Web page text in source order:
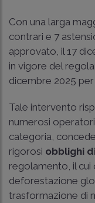
Con una larga
contrari e 7
approvato, il 17
in vigore del
dicembre 2025
Tale intervento
numerosi
categoria,
rigorosi obblighi
regolamento, il cui
deforestazione
trasformazione di